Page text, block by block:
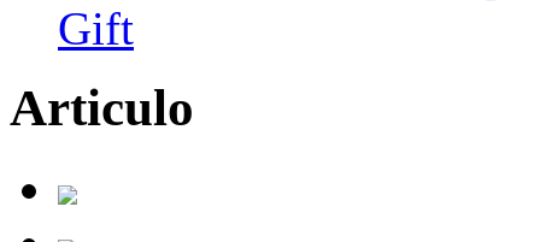
Gift
Articulo